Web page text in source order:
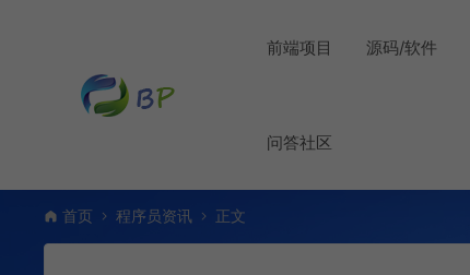
前端项目 源码/软件
问答社区
首页 程序员资讯 正文